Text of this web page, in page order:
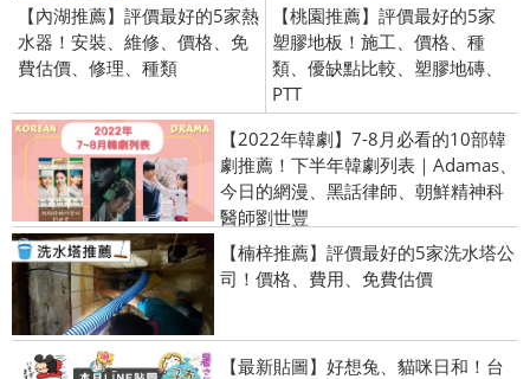
【內湖推薦】評價最好的5家熱
水器！安裝、維修、價格、免
費估價、修理、種類
【桃園推薦】評價最好的5家
塑膠地板！施工、價格、種
類、優缺點比較、塑膠地磚、
PTT
【2022年韓劇】7-8月必看的10部韓
劇推薦！下半年韓劇列表｜Adamas、
今日的網漫、黑話律師、朝鮮精神科
醫師劉世豐
【楠梓推薦】評價最好的5家洗水塔公
司！價格、費用、免費估價
【最新貼圖】好想兔、貓咪日和！台